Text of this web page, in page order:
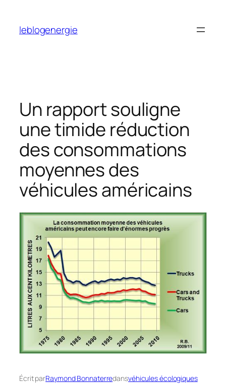
contenu
leblogenergie
Un rapport souligne
une timide réduction
des consommations
moyennes des
véhicules américains
Écrit parRaymond Bonnaterredansvéhicules écologiques